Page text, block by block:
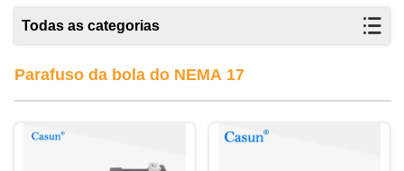
Todas as categorias
Parafuso da bola do NEMA 17